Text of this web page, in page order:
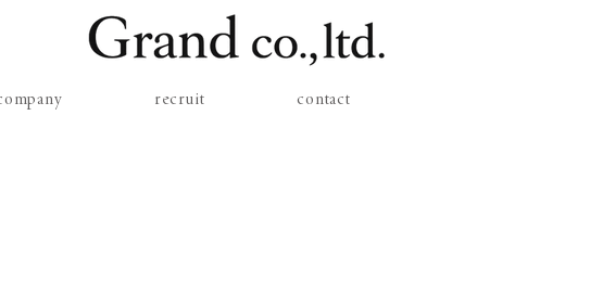
recruit contact